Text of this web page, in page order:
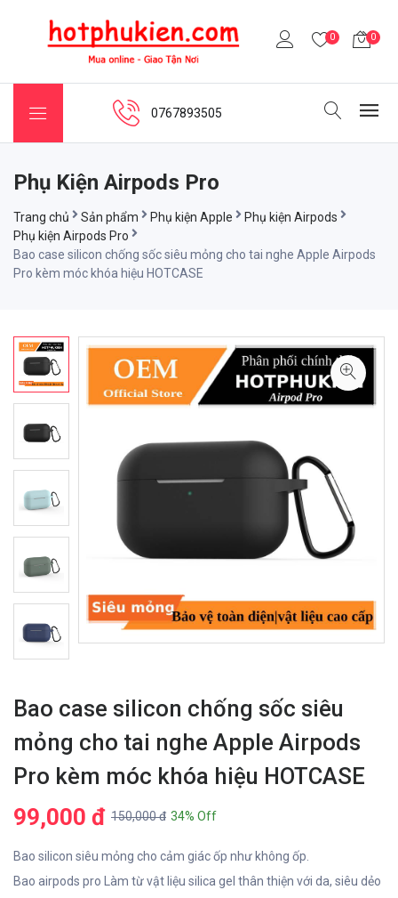
0 0
0767893505
Phụ Kiện Airpods Pro
Trang chủ Sản phẩm Phụ kiện Apple
Phụ kiện Airpods
Phụ kiện Airpods Pro
Bao case silicon chống sốc siêu mỏng cho tai nghe Apple Airpods
Pro kèm móc khóa hiệu HOTCASE
Bao case silicon chống sốc siêu
mỏng cho tai nghe Apple Airpods
Pro kèm móc khóa hiệu HOTCASE
99,000 đ 150,000 đ 34% Off
Bao silicon siêu mỏng cho cảm giác ốp như không ốp.
Bao airpods pro Làm từ vật liệu silica gel thân thiện với da, siêu dẻo